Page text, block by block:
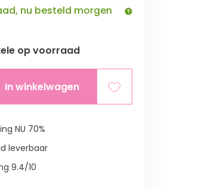
nu besteld morgen
op voorraad
In winkelwagen
NU 70%
leverbaar
9.4/10